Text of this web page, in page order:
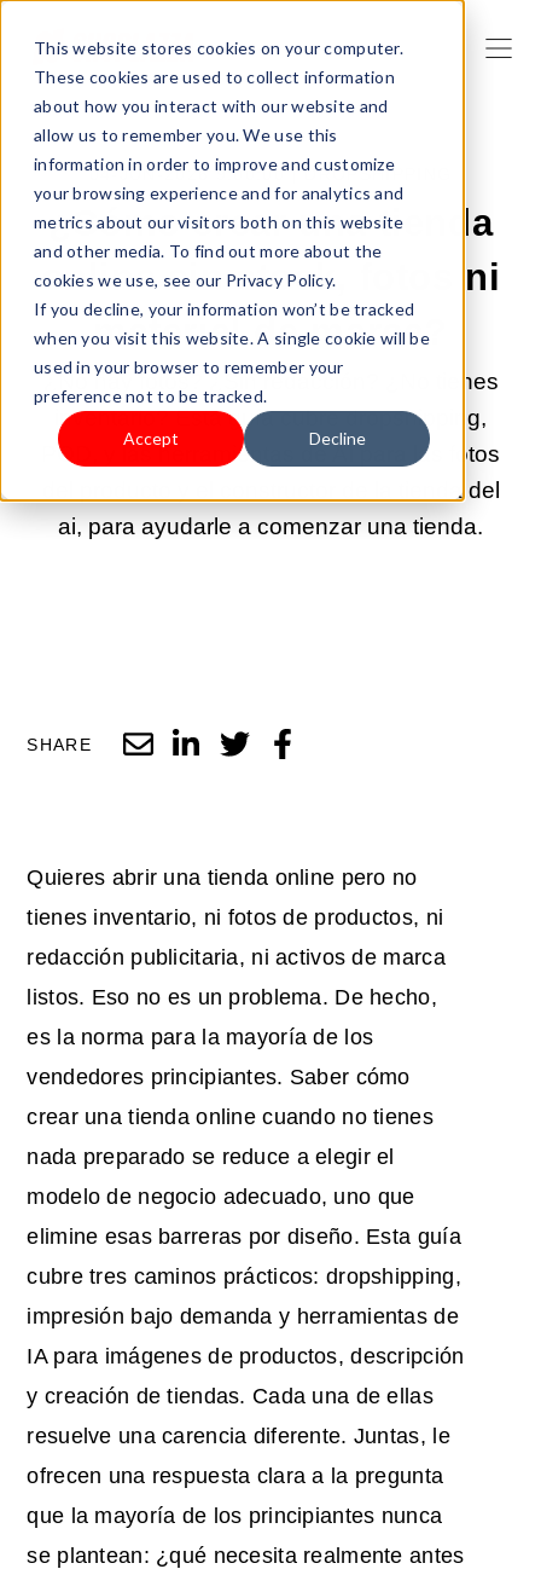
This website stores cookies on your computer.
These cookies are used to collect information
about how you interact with our website and
allow us to remember you. We use this
information in order to improve and customize
your browsing experience and for analytics and
metrics about our visitors both on this website
and other media. To find out more about the
cookies we use, see our Privacy Policy.
If you decline, your information won’t be tracked
when you visit this website. A single cookie will be
used in your browser to remember your
preference not to be tracked.
Accept Decline
04-JUN-2026 9:00:00 |DROPSHIPPING
¿Cómo crear una tienda
online sin stock, fotos ni
material de marca?
¿No hay fotos? ¿Sin redacción? ¿No tienes
inventario? Esta guía cubre dropshipping,
POD, y las herramientas de AI para las fotos
del producto y el constructor de la tienda del
ai, para ayudarle a comenzar una tienda.
SHARE
Quieres abrir una tienda online pero no
tienes inventario, ni fotos de productos, ni
redacción publicitaria, ni activos de marca
listos. Eso no es un problema. De hecho,
es la norma para la mayoría de los
vendedores principiantes. Saber cómo
crear una tienda online cuando no tienes
nada preparado se reduce a elegir el
modelo de negocio adecuado, uno que
elimine esas barreras por diseño. Esta guía
cubre tres caminos prácticos: dropshipping,
impresión bajo demanda y herramientas de
IA para imágenes de productos, descripción
y creación de tiendas. Cada una de ellas
resuelve una carencia diferente. Juntas, le
ofrecen una respuesta clara a la pregunta
que la mayoría de los principiantes nunca
se plantean: ¿qué necesita realmente antes